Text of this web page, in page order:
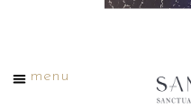
menu